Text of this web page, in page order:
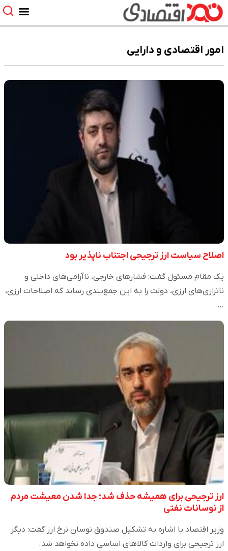
امور اقتصادی و دارایی
اصلاح سیاست ارز ترجیحی اجتناب ناپذیر بود
یک مقام مسئول گفت: فشارهای خارجی، ناآرامی‌های داخلی و
ناترازی‌های ارزی، دولت را به این جمع‌بندی رساند که اصلاحات ارزی،
…
ارز ترجیحی برای همیشه حذف شد؛ جدا شدن معیشت مردم
از نوسانات نفتی
وزیر اقتصاد با اشاره به تشکیل صندوق نوسان نرخ ارز گفت: دیگر
ارز ترجیحی برای واردات کالاهای اساسی داده نخواهد شد.